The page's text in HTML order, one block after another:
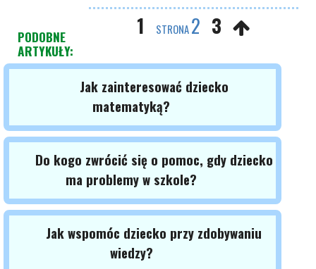
1 STRONA2 3
PODOBNE
ARTYKUŁY:
Jak zainteresować dziecko
matematyką?
Do kogo zwrócić się o pomoc, gdy dziecko
ma problemy w szkole?
Jak wspomóc dziecko przy zdobywaniu
wiedzy?